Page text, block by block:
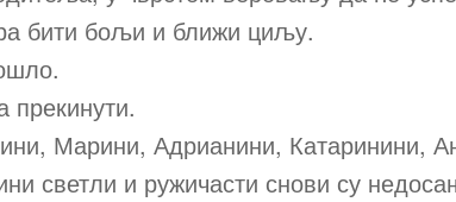
бити бољи и ближи циљу.
прекинути.
Марини, Адрианини, Катаринини,
светли и ружичасти снови су